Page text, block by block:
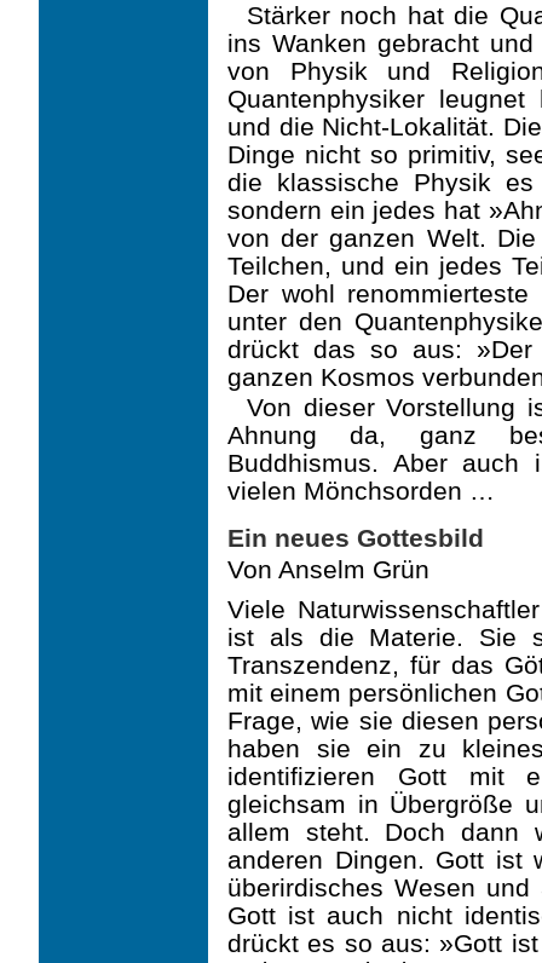
Stärker noch hat die
ins Wanken gebracht
von Physik und
Quantenphysiker
und die Nicht-Lokalität.
Dinge nicht so primitiv,
die klassische Physik
sondern ein jedes hat
von der ganzen Welt.
Teilchen, und ein jedes
Der wohl
unter den
drückt das so aus:
ganzen Kosmos
Von dieser Vorstellung
Ahnung da, ganz
Buddhismus. Aber
vielen Mönchsorden …
Ein neues Gottesbild
Von Anselm Grün
Viele
ist als die Materie. Sie
Transzendenz, für das
mit einem persönlichen
Frage, wie sie diesen
haben sie ein zu
identifizieren Gott mit
gleichsam in Übergröße
allem steht. Doch dann
anderen Dingen. Gott ist
überirdisches Wesen
Gott ist auch nicht
drückt es so aus: »Gott